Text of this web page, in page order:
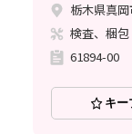
栃木県真
検査、梱
61894-00
キー